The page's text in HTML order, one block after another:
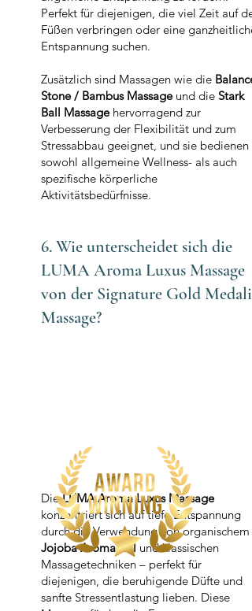
Perfekt für diejenigen, die viel Zeit auf
Füßen verbringen oder eine ganzheitliche
Entspannung suchen.
Zusätzlich sind Massagen wie die Balance
Stone / Bambus Massageund die Stark
Ball Massage hervorragend zur
Verbesserung der Flexibilität und zum
Stressabbau geeignet, und sie bedienen
sowohl allgemeine Wellness- als auch
spezifische körperliche
Aktivitätsbedürfnisse.
6. Wie unterscheidet sich die
LUMA Aroma Luxus Massage
von der Signature Gold Medalie
Massage?
DieLUMA Aroma Luxus Massage
konzentriert sich auf tiefe Entspannung
durch die Verwendung von organischem
Jojoba Aroma-Oilund klassischen
Massagetechniken – perfekt für
diejenigen, die beruhigende Düfte und
sanfte Stressentlastung lieben. Diese